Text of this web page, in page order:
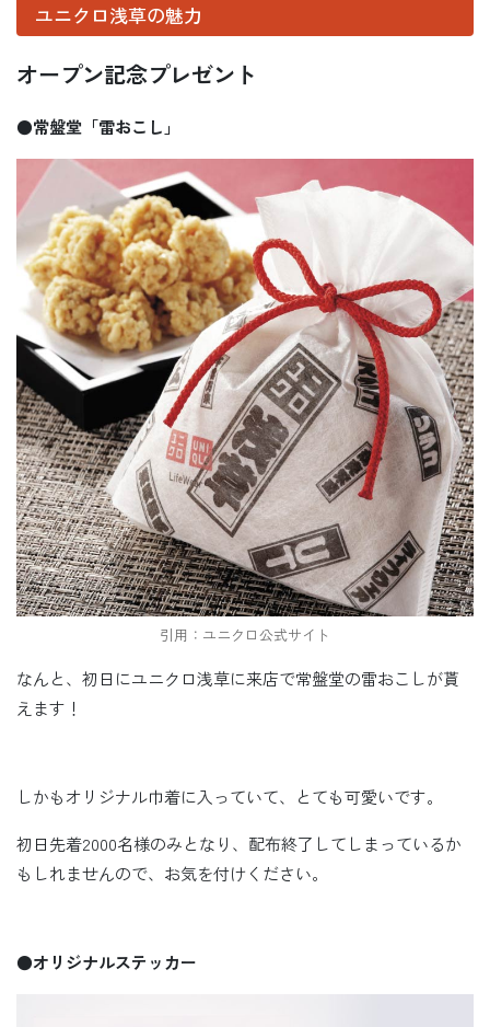
ユニクロ浅草の魅力
オープン記念プレゼント
●常盤堂「雷おこし」
引用：ユニクロ公式サイト
なんと、初日にユニクロ浅草に来店で常盤堂の雷おこしが貰
えます！
しかもオリジナル巾着に入っていて、とても可愛いです。
初日先着2000名様のみとなり、配布終了してしまっているか
もしれませんので、お気を付けください。
●オリジナルステッカー